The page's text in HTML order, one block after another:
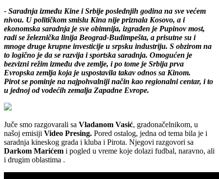
- Saradnja između Kine i Srbije poslednjih godina na sve većem
nivou. U političkom smislu Kina nije priznala Kosovo, a i
ekonomska saradnja je sve obimnija, izgrađen je Pupinov most,
radi se železnička linija Beograd-Budimpešta, a prisutne su i
mnoge druge krupne investicije u srpsku industriju. S obzirom na
to logično je da se razvija i sportska saradnja. Omogućen je
bezvizni režim između dve zemlje, i po tome je Srbija prva
Evropska zemlja koja je uspostavila takav odnos sa Kinom.
Pirot se pominje na najpohvalniji način kao regionalni centar, i to
u jednoj od vodećih zemalja Zapadne Evrope.
Juče smo razgovarali sa Vladanom Vasić, gradonačelnikom, u
našoj emisiji Video Presing. Pored ostalog, jedna od tema bila je i
saradnja kineskog grada i kluba i Pirota. Njegovi razgovori sa
Darkom Marićem i pogled u vreme koje dolazi fudbal, naravno, ali
i drugim oblastima .